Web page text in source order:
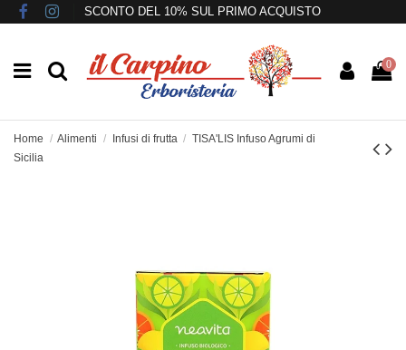
SCONTO DEL 10% SUL PRIMO ACQUISTO
0
Home Alimenti Infusi di frutta
TISA'LIS Infuso Agrumi di
Sicilia